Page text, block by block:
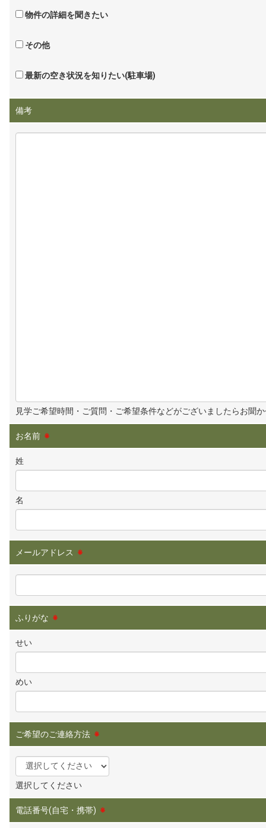
物件の詳細を聞きたい
その他
最新の空き状況を知りたい(駐車場)
備考
見学ご希望時間・ご質問・ご希望条件などがございましたらお聞
お名前 ※
姓
名
メールアドレス ※
ふりがな ※
せい
めい
ご希望のご連絡方法 ※
選択してください
電話番号(自宅・携帯) ※